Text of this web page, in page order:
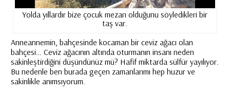
Yolda yıllardır bize çocuk mezarı olduğunu söyledikleri bir
taş var.
Anneannemin, bahçesinde kocaman bir ceviz ağacı olan
bahçesi… Ceviz ağacının altında oturmanın insanı neden
sakinleştirdiğini düşündünüz mü? Hafif miktarda sülfür yayılıyor.
Bu nedenle ben burada geçen zamanlarımı hep huzur ve
sakinlikle anımsıyorum.